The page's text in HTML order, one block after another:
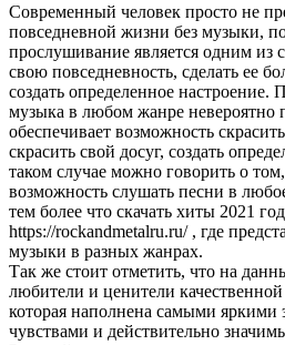
Современный человек просто не
повседневной жизни без музыки,
прослушивание является одним из
свою повседневность, сделать ее
создать определенное
музыка в любом жанре невероятно
обеспечивает возможность
скрасить свой досуг, создать
таком случае можно говорить о том,
возможность слушать песни в
тем более что скачать хиты 2021
https://rockandmetalru.ru/ , где
музыки в разных жанрах.
Так же стоит отметить, что на
любители и ценители
которая наполнена самыми
чувствами и действительно